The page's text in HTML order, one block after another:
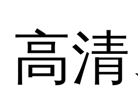
高清